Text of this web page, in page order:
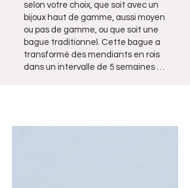
selon votre choix, que soit avec un
bijoux haut de gamme, aussi moyen
ou pas de gamme, ou que soit une
bague traditionnel. Cette bague a
transformé des mendiants en rois
dans un intervalle de 5 semaines …